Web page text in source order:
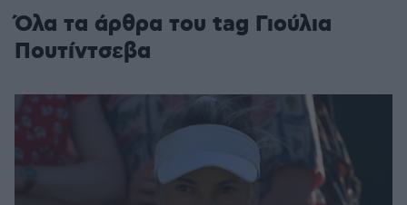
Όλα τα άρθρα του tag Γιούλια
Πουτίντσεβα